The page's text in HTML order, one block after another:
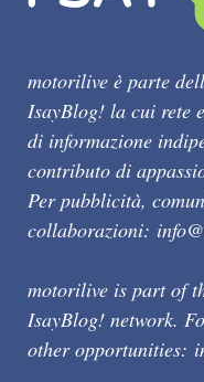
motorilive è parte
IsayBlog! la cui rete
di informazione
contributo di
Per pubblicità,
collaborazioni:
motorilive is part of
IsayBlog! network.
other opportunities: